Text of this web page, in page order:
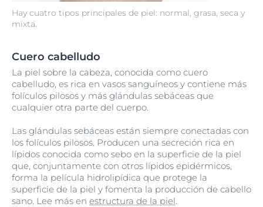
Hay cuatro tipos principales de piel: normal, grasa, seca y
mixta.
Cuero cabelludo
La piel sobre la cabeza, conocida como cuero
cabelludo, es rica en vasos sanguíneos y contiene más
folículos pilosos y más glándulas sebáceas que
cualquier otra parte del cuerpo.
Las glándulas sebáceas están siempre conectadas con
los folículos pilosos. Producen una secreción rica en
lípidos conocida como sebo en la superficie de la piel
que, conjuntamente con otros lípidos epidérmicos,
forma la película hidrolipídica que protege la
superficie de la piel y fomenta la producción de cabello
sano. Lee más en estructura de la piel.